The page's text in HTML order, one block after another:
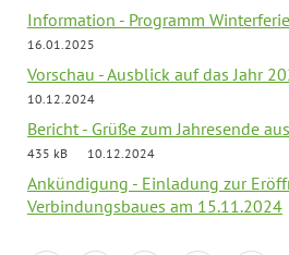
Information - Programm
16.01.2025
Vorschau - Ausblick auf das Jahr
10.12.2024
Bericht - Grüße zum Jahresende
435 kB
10.12.2024
Ankündigung - Einladung zur
Verbindungsbaues am 15.11.2024